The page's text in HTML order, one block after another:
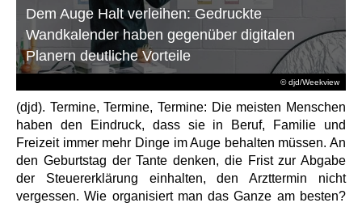
© djd/Weekview
Dem Auge Halt verleihen: Gedruckte
Wandkalender haben gegenüber digitalen
Planern deutliche Vorteile
(djd). Termine, Termine, Termine: Die meisten Menschen
haben den Eindruck, dass sie in Beruf, Familie und
Freizeit immer mehr Dinge im Auge behalten müssen. An
den Geburtstag der Tante denken, die Frist zur Abgabe
der Steuererklärung einhalten, den Arzttermin nicht
vergessen. Wie organisiert man das Ganze am besten?